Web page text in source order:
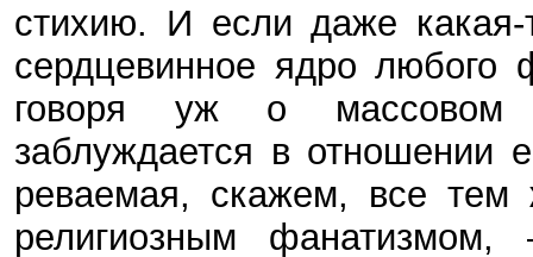
стихию. И если даже
сердцевинное ядро любого
говоря уж о массовом
заблуждается в отношении
реваемая, скажем, все тем
религиозным